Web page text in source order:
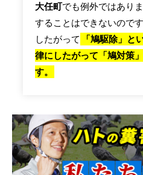
大任町でも例外ではあり
することはできないのです
したがって
「鳩駆除」と
律にしたがって「鳩対策
す。